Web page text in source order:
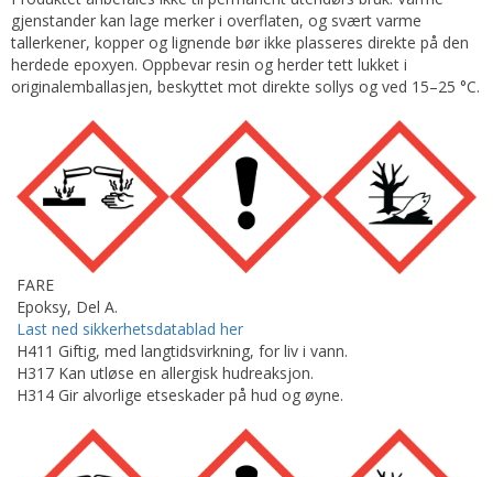
gjenstander kan lage merker i overflaten, og svært varme
tallerkener, kopper og lignende bør ikke plasseres direkte på den
herdede epoxyen. Oppbevar resin og herder tett lukket i
originalemballasjen, beskyttet mot direkte sollys og ved 15–25 °C.
FARE
Epoksy, Del A.
Last ned sikkerhetsdatablad her
H411 Giftig, med langtidsvirkning, for liv i vann.
H317 Kan utløse en allergisk hudreaksjon.
H314 Gir alvorlige etseskader på hud og øyne.